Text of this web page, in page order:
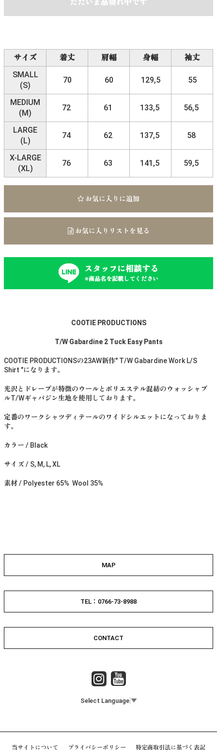
ただいま品切れ中です
サイズ 着丈 肩幅 身幅
袖丈
SMALL
(S)
70 60 129,5 55
MEDIUM
(M)
72 61 133,5 56,5
LARGE
(L)
74 62 137,5 58
X-LARGE
(XL)
76 63 141,5 59,5
お気に入りに追加
お気に入りリストを見る
スタッフに相談する
※商品名を記載してください
COOTIE PRODUCTIONS
T/W Gabardine 2 Tuck Easy Pants
COOTIE PRODUCTIONSの23AW新作" T/W Gabardine Work L/S
Shirt "になります。
光沢とドレープが特徴のウールとポリエステル混紡のウォッシャブ
ルT/Wギャバジン生地を使用しております。
定番のワークシャツディテールのワイドシルエットになっておりま
す。
カラー / Black
サイズ / S, M, L, XL
素材 / Polyester 65% Wool 35%
MAP
TEL：0766-73-8988
CONTACT
Select Language ▼
当サイトについて プライバシーポリシー 特定商取引法に基づく表記